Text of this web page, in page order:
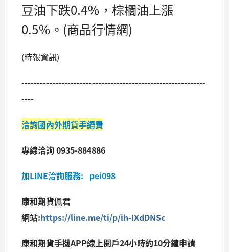
豆油下跌0.4％，棕櫚油上漲
0.5％。(商品行情網)
(時報資訊)
------------------------------------------------------------
----
洽詢國內外期貨手續費
專線洽詢 0935-884886
加LINE洽詢服務: pei098
康和期貨佩君
網站:https://line.me/ti/p/ih-IXdDNSc
康和期貨手機APP線上開戶24小時約10分鐘申請